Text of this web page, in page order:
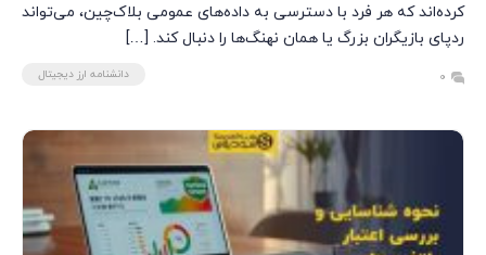
کرده‌اند که هر فرد با دسترسی به داده‌های عمومی بلاک‌چین، می‌تواند
ردپای بازیگران بزرگ یا همان نهنگ‌ها را دنبال کند. […]
0 دانشنامه ارز دیجیتال